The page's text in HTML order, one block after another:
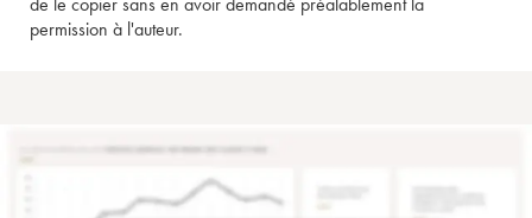
permission à l'auteur.